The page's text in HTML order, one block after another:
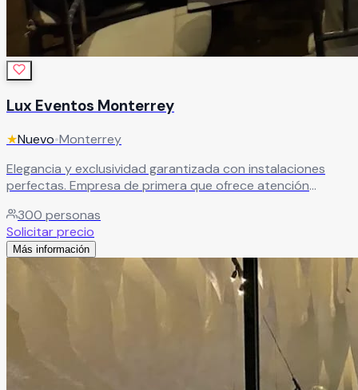
Lux Eventos Monterrey
★Nuevo•Monterrey
Elegancia y exclusividad garantizada con instalaciones
perfectas. Empresa de primera que ofrece atención
más especial.Leer más
300 personas
Solicitar precio
Más información